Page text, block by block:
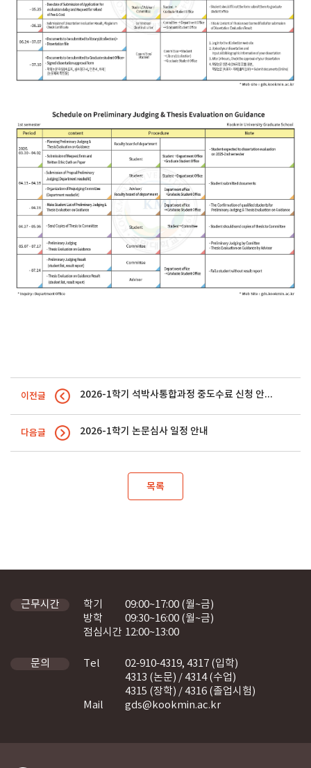
이전글 2026-1학기 석박사통합과정 중도수료 신청 안내
다음글 2026-1학기 논문심사 일정 안내
목록
근무시간 학기
09:00~17:00 (월~금)
방학
09:30~16:00 (월~금)
점심시간 12:00~13:00
문의 Tel
02-910-4319, 4317 (입학)
4313 (논문) / 4314 (수업)
4315 (장학) / 4316 (졸업시험)
Mail
gds@kookmin.ac.kr